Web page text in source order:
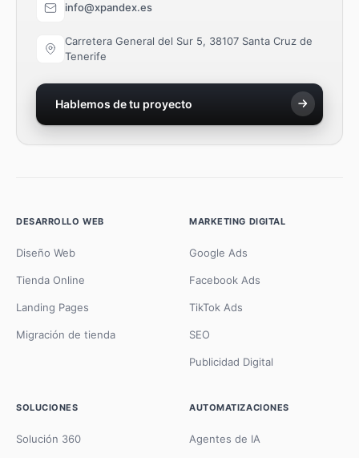
info@xpandex.es
Carretera General del Sur 5, 38107 Santa Cruz de
Tenerife
Hablemos de tu proyecto
DESARROLLO WEB
Diseño Web
Tienda Online
Landing Pages
Migración de tienda
MARKETING DIGITAL
Google Ads
Facebook Ads
TikTok Ads
SEO
Publicidad Digital
SOLUCIONES
Solución 360
AUTOMATIZACIONES
Agentes de IA